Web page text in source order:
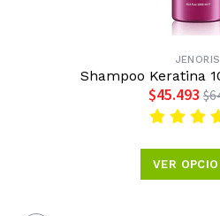
JENORIS
Shampoo Keratina
$45.493
VER